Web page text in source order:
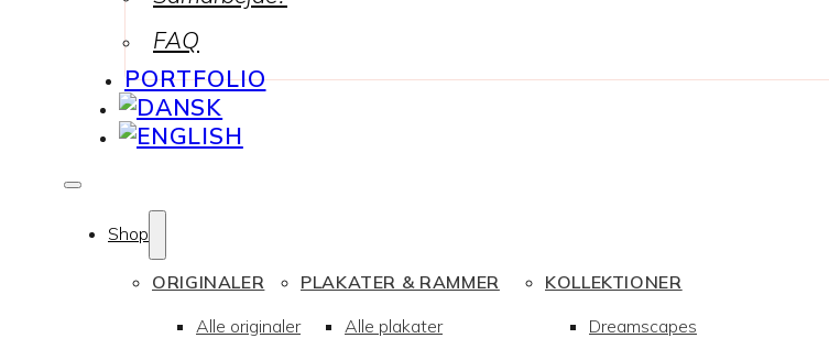
FAQ
PORTFOLIO
Shop
ORIGINALER
Alle originaler
PLAKATER & RAMMER
Alle plakater
KOLLEKTIONER
Dreamscapes